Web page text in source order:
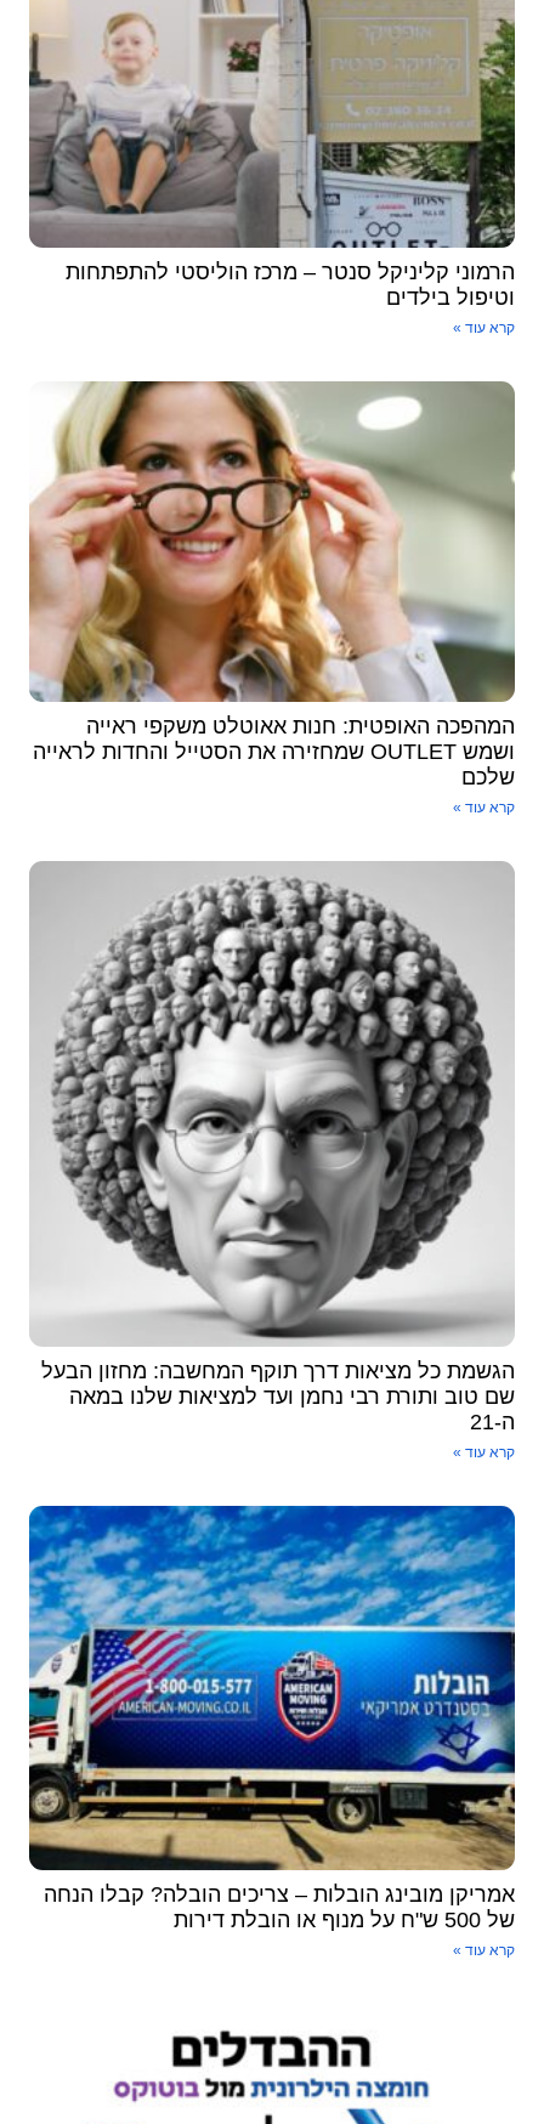
קליניקל סנטר – מרכז הוליסטי להתפתחות
בילדים
עוד »
האופטית: חנות אאוטלט משקפי ראייה
ושמש OUTLET שמחזירה את הסטייל והחדות לראייה
עוד »
כל מציאות דרך תוקף המחשבה: מחזון הבעל
טוב ותורת רבי נחמן ועד למציאות שלנו במאה
עוד »
מובינג הובלות – צריכים הובלה? קבלו הנחה
עוד »